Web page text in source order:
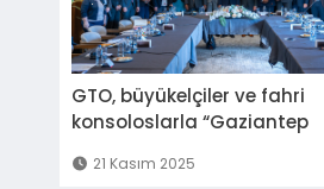
GTO, büyükelçiler ve fahri
konsoloslarla “Gaziantep
gerçekleştirdi
21 Kasım 2025